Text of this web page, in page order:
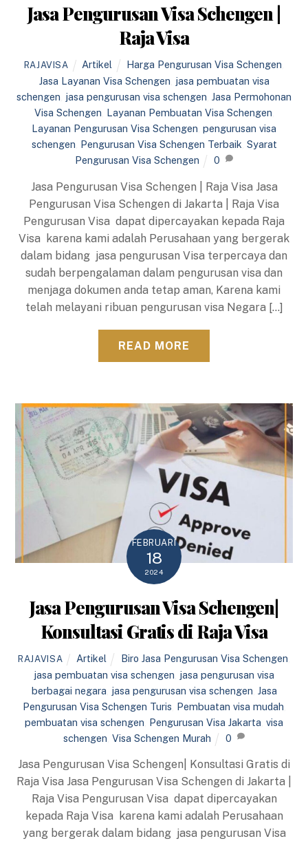
Jasa Pengurusan Visa Schengen |
Raja Visa
RAJAVISA Artikel Harga Pengurusan Visa Schengen
Jasa Layanan Visa Schengen jasa pembuatan visa
schengen jasa pengurusan visa schengen Jasa Permohonan
Visa Schengen Layanan Pembuatan Visa Schengen
Layanan Pengurusan Visa Schengen pengurusan visa
schengen Pengurusan Visa Schengen Terbaik Syarat
Pengurusan Visa Schengen
0
Jasa Pengurusan Visa Schengen | Raja Visa Jasa
Pengurusan Visa Schengen di Jakarta | Raja Visa
Pengurusan Visa dapat dipercayakan kepada Raja
Visa karena kami adalah Perusahaan yang bergerak
dalam bidang jasa pengurusan Visa terpercaya dan
sudah berpengalaman dalam pengurusan visa dan
menjaga dokumen anda tetap aman, Karena kami
telah melayani ribuan pengurusan visa Negara […]
READ MORE
FEBRUARI
18
2024
Jasa Pengurusan Visa Schengen|
Konsultasi Gratis di Raja Visa
RAJAVISA Artikel Biro Jasa Pengurusan Visa Schengen
jasa pembuatan visa schengen jasa pengurusan visa
berbagai negara jasa pengurusan visa schengen Jasa
Pengurusan Visa Schengen Turis Pembuatan visa mudah
pembuatan visa schengen Pengurusan Visa Jakarta visa
schengen Visa Schengen Murah 0
Jasa Pengurusan Visa Schengen| Konsultasi Gratis di
Raja Visa Jasa Pengurusan Visa Schengen di Jakarta |
Raja Visa Pengurusan Visa dapat dipercayakan
kepada Raja Visa karena kami adalah Perusahaan
yang bergerak dalam bidang jasa pengurusan Visa